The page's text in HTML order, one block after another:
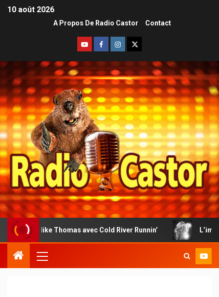
10 août 2026
A Propos De Radio Castor Contact
Thomas avec Cold River Runnin’ L’impertinence